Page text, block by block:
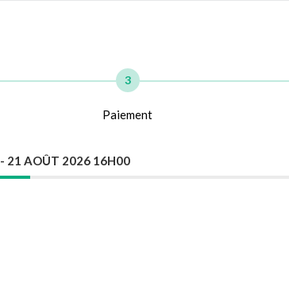
3
Paiement
- 21 AOÛT 2026 16H00